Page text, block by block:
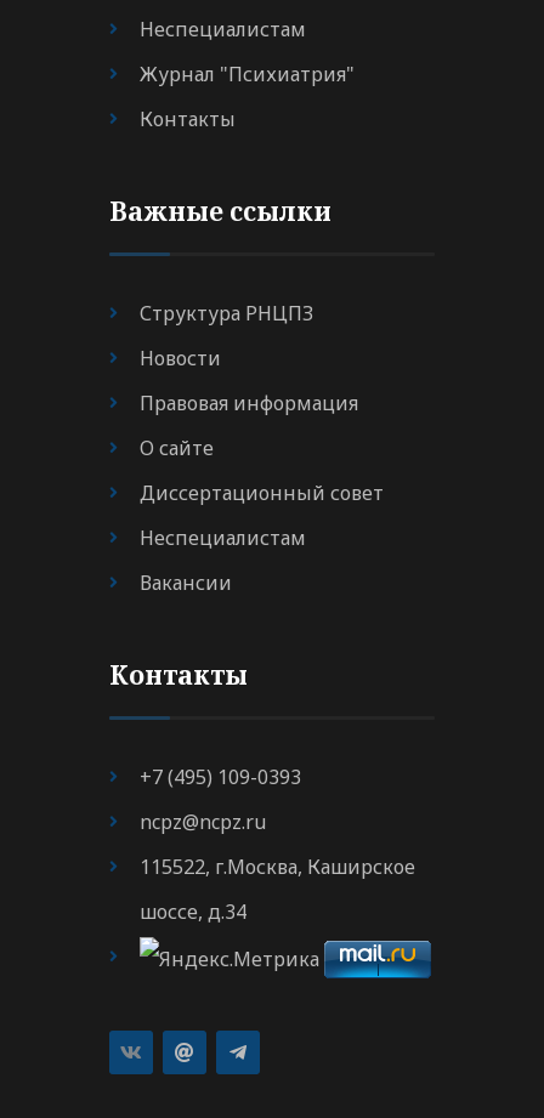
Неспециалистам
Журнал "Психиатрия"
Контакты
Важные ссылки
Структура РНЦПЗ
Новости
Правовая информация
О сайте
Диссертационный совет
Неспециалистам
Вакансии
Контакты
+7 (495) 109-0393
ncpz@ncpz.ru
115522, г.Москва, Каширское
шоссе, д.34